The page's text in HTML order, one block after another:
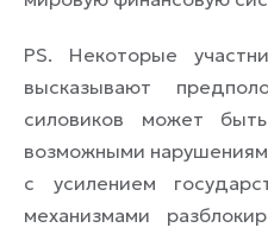
PS. Некоторые
высказывают
силовиков может
возможными
с усилением
механизмами